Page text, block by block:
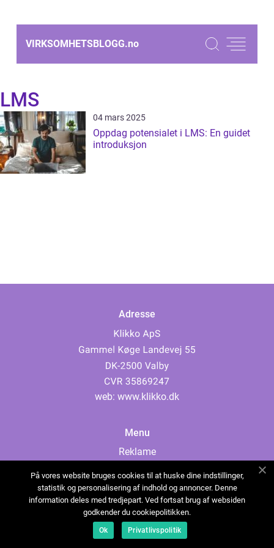
VIRKSOMHETSBLOGG.no
LMS
04 mars 2025
Oppdag potensialet i LMS: En guidet
introduksjon
Adresse
web: www.klikko.dk
Menu
Reklame
Cookies
Kontakt Oss
Sitemap
På vores website bruges cookies til at huske dine indstillinger,
statistik og personalisering af indhold og annoncer. Denne
information deles med tredjepart. Ved fortsat brug af websiden
godkender du cookiepolitikken.
Ok Privatlivspolitik